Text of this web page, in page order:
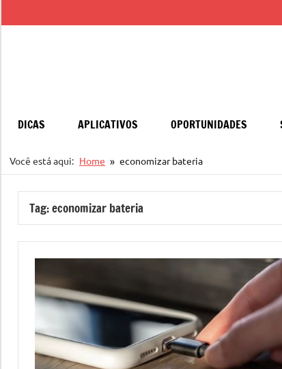
para
DICAS APLICATIVOS OPORTUNIDADES
Você está aqui: Home economizar bateria
Tag:economizar bateria